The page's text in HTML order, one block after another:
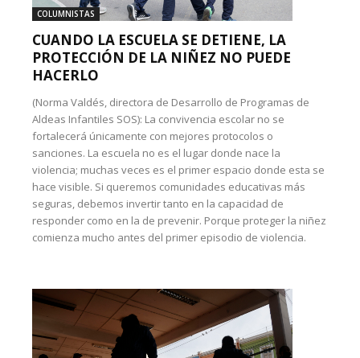
COLUMNISTAS
CUANDO LA ESCUELA SE DETIENE, LA
PROTECCIÓN DE LA NIÑEZ NO PUEDE
HACERLO
(Norma Valdés, directora de Desarrollo de Programas de
Aldeas Infantiles SOS): La convivencia escolar no se
fortalecerá únicamente con mejores protocolos o
sanciones. La escuela no es el lugar donde nace la
violencia; muchas veces es el primer espacio donde esta se
hace visible. Si queremos comunidades educativas más
seguras, debemos invertir tanto en la capacidad de
responder como en la de prevenir. Porque proteger la niñez
comienza mucho antes del primer episodio de violencia.